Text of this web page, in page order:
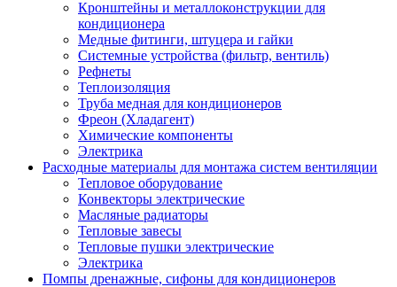
Кронштейны и металлоконструкции для
кондиционера
Медные фитинги, штуцера и гайки
Системные устройства (фильтр, вентиль)
Рефнеты
Теплоизоляция
Труба медная для кондиционеров
Фреон (Хладагент)
Химические компоненты
Электрика
Расходные материалы для монтажа систем вентиляции
Тепловое оборудование
Конвекторы электрические
Масляные радиаторы
Тепловые завесы
Тепловые пушки электрические
Электрика
Помпы дренажные, сифоны для кондиционеров